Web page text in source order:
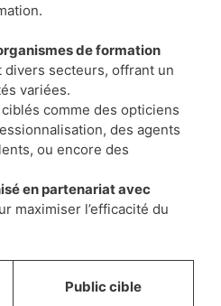
de formation
divers secteurs, offrant un
variées.
ciblés comme des opticiens
des agents
ou encore des
en partenariat avec
maximiser l’efficacité du
Public cible